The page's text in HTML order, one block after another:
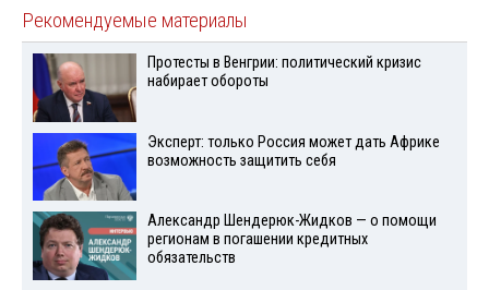
Рекомендуемые материалы
Протесты в Венгрии: политический кризис
набирает обороты
Эксперт: только Россия может дать Африке
возможность защитить себя
Александр Шендерюк-Жидков — о помощи
регионам в погашении кредитных
обязательств